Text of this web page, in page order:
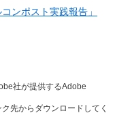
ンポスト実践報告」
社が提供するAdobe
先からダウンロードしてく